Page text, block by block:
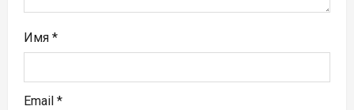
я
м
Имя *
Email *